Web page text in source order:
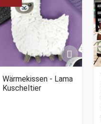
Wärmekissen - Lama
Kuscheltier